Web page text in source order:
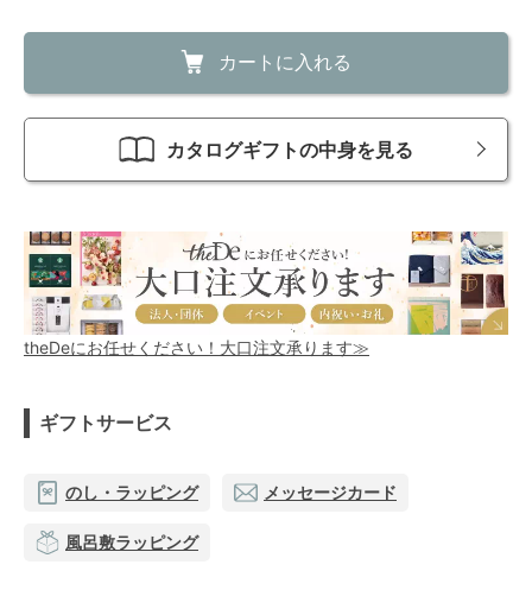
カートに入れる
カタログギフトの中身を見る
theDeにお任せください！大口注文承ります≫
ギフトサービス
のし・ラッピング メッセージカード
風呂敷ラッピング